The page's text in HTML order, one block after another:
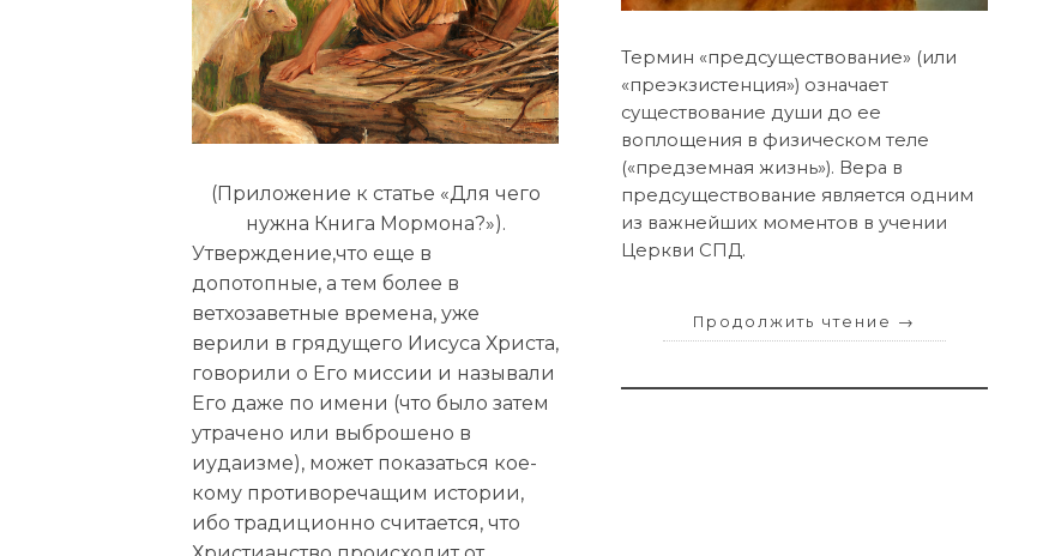
Термин «предсуществование» (или
«преэкзистенция») означает
существование души до ее
воплощения в физическом теле
(«предземная жизнь»). Вера в
предсуществование является одним
из важнейших моментов в учении
Церкви СПД.
Продолжить чтение →
(Приложение к статье «Для чего
нужна Книга Мормона?»).
Утверждение,что еще в
допотопные, а тем более в
ветхозаветные времена, уже
верили в грядущего Иисуса Христа,
говорили о Его миссии и называли
Его даже по имени (что было затем
утрачено или выброшено в
иудаизме), может показаться кое-
кому противоречащим истории,
ибо традиционно считается, что